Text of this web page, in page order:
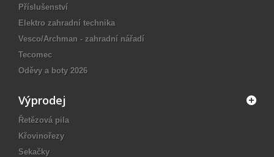
Příslušenství
Elektro zahradní technika
Vesco/Archman - zahradní nářadí
Tecomec
Oděvy a boty 2026
Výprodej
Řetězová pila
Křovinořezy
Sekačky